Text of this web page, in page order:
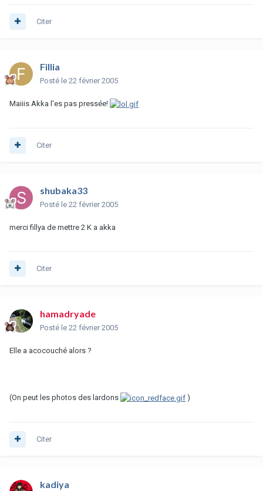
Citer
Fillia
Posté le 22 février 2005
Maiiis Akka l'es pas pressée!
Citer
shubaka33
Posté le 22 février 2005
merci fillya de mettre 2 K a akka
Citer
hamadryade
Posté le 22 février 2005
Elle a acocouché alors ?
(On peut les photos des lardons )
Citer
kadiya